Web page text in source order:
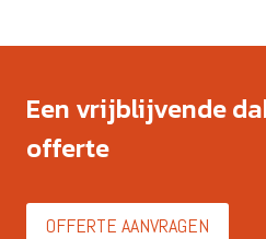
Een vrijblijvende
offerte
OFFERTE AANVRAGEN